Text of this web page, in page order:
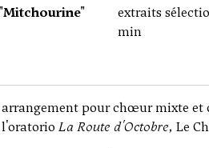
extraits
min
arrangement pour chœur mixte et
l'oratorio La Route d'Octobre, Le